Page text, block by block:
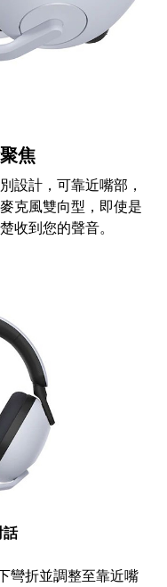
焦
設計，可靠近嘴部，
克風雙向型，即使是
收到您的聲音。
話
彎折並調整至靠近嘴